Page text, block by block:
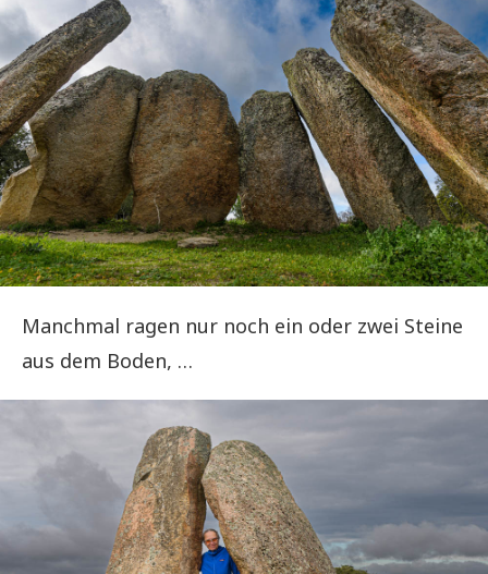
Manchmal ragen nur noch ein oder zwei Steine
aus dem Boden, …